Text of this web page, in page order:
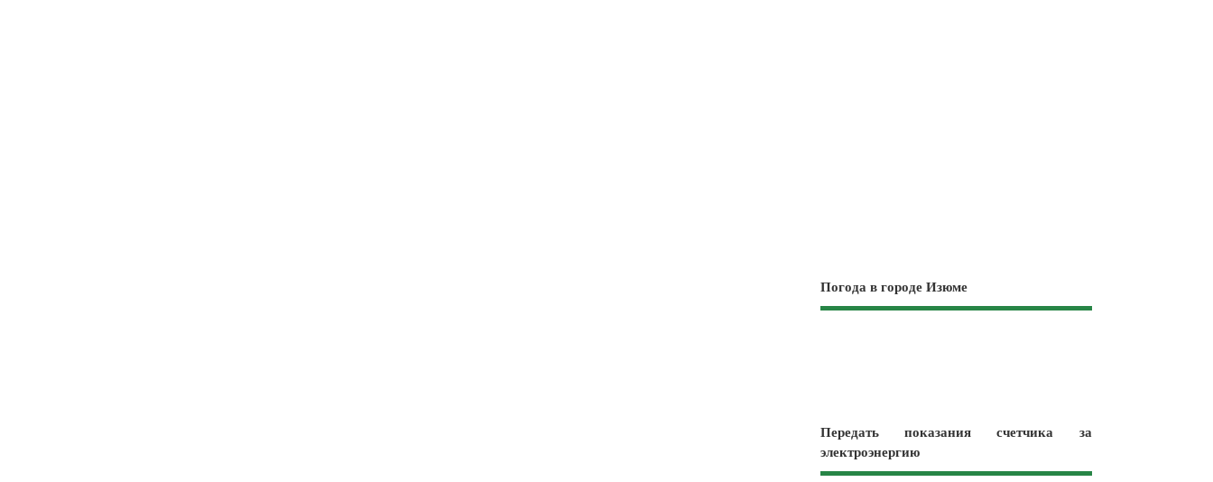
Погода в городе Изюме
Передать показания счетчика за
электроэнергию